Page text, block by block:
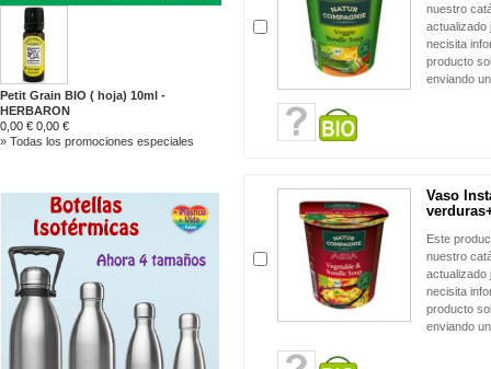
Petit Grain BIO ( hoja) 10ml -
HERBARON
0,00 € 0,00 €
» Todas los promociones especiales
nuestro
actualizado
necisita
producto
enviando
Vaso
Este
nuestro
actualizado
necisita
producto
enviando